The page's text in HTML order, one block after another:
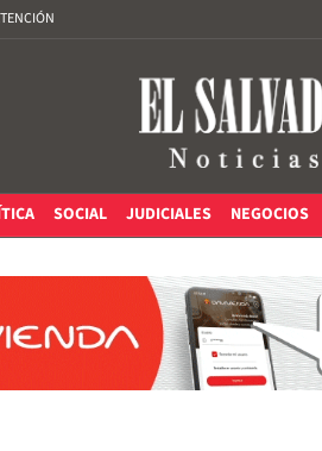
SOCIAL JUDICIALES NEGOCIOS